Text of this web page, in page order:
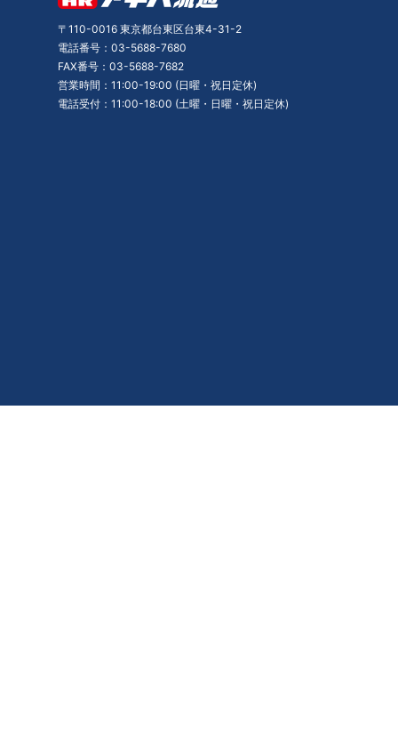
〒110-0016 東京都台東区台東4-31-2
電話番号：03-5688-7680
FAX番号：03-5688-7682
営業時間：11:00-19:00 (日曜・祝日定休)
電話受付：11:00-18:00 (土曜・日曜・祝日定休)